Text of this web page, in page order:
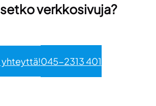
verkkosivuja?
yhteyttä!045-2313 401